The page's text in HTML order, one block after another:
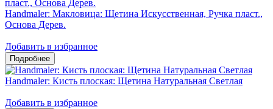
Handmaler: Макловица: Щетина Искусственная, Ручка пласт.,
Основа Дерев.
Добавить в избранное
Handmaler: Кисть плоская: Щетина Натуральная Светлая
Добавить в избранное